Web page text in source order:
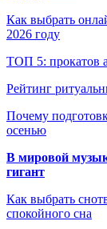
Как выбрать
2026 году
ТОП 5: прокатов
Рейтинг
Почему
осенью
В мировой
гигант
Как выбрать
спокойного сна